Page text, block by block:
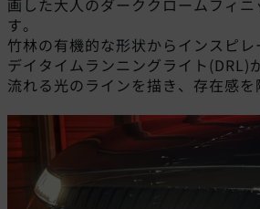
画した大人のダーククロームフィ
す。
竹林の有機的な形状からインスピ
デイタイムランニングライト(DRL)
流れる光のラインを描き、存在感を